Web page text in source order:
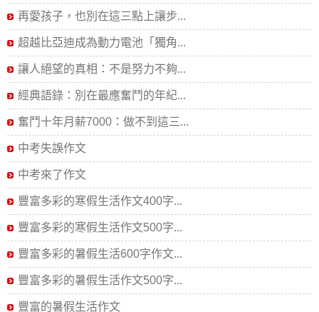
再愛孩子，也別在這三點上讓步...
超越比亞迪成為動力電池「獨角...
讓人絕望的真相：不是努力不夠...
經典語錄：別在最應奮鬥的年紀...
奮鬥十年月薪7000：做不到這三...
中考失誤作文
中考來了作文
豐富多彩的寒假生活作文400字...
豐富多彩的寒假生活作文500字...
豐富多彩的暑假生活600字作文...
豐富多彩的暑假生活作文500字...
豐富的暑假生活作文